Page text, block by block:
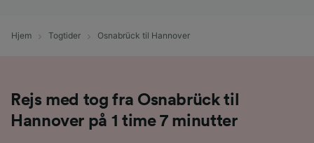
Hjem Togtider Osnabrück til Hannover
Rejs med tog fra Osnabrück til
Hannover på 1 time 7 minutter